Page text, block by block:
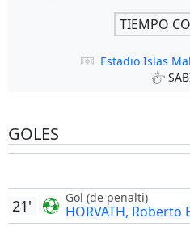
TIEMPO
Estadio Islas
GOLES
Gol (de penalti)
HORVATH, Roberto
21'